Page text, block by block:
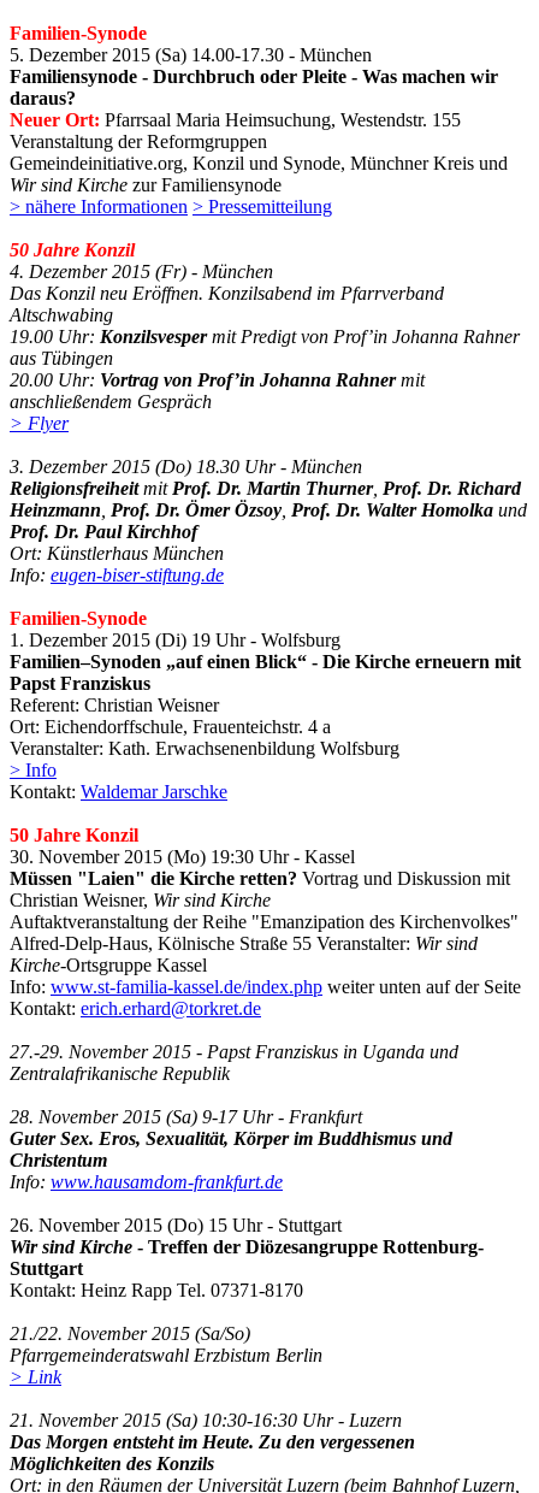
Familien-Synode
5. Dezember 2015 (Sa) 14.00-17.30 - München
Familiensynode - Durchbruch oder Pleite - Was machen wir
daraus?
Neuer Ort: Pfarrsaal Maria Heimsuchung, Westendstr. 155
Veranstaltung der Reformgruppen
Gemeindeinitiative.org, Konzil und Synode, Münchner Kreis und
Wir sind Kirche zur Familiensynode
> nähere Informationen > Pressemitteilung
50 Jahre Konzil
4. Dezember 2015 (Fr) - München
Das Konzil neu Eröffnen. Konzilsabend im Pfarrverband
Altschwabing
19.00 Uhr: Konzilsvespermit Predigt von Prof’in Johanna Rahner
aus Tübingen
20.00 Uhr: Vortrag von Prof’in Johanna Rahnermit
anschließendem Gespräch
> Flyer
3. Dezember 2015 (Do) 18.30 Uhr - München
Religionsfreiheitmit Prof. Dr. Martin Thurner, Prof. Dr. Richard
Heinzmann Prof. Dr. Ömer Özsoy Prof. Dr. Walter Homolka und
Prof. Dr. Paul Kirchhof
Ort: Künstlerhaus München
Info: eugen-biser-stiftung.de
Familien-Synode
1. Dezember 2015 (Di) 19 Uhr - Wolfsburg
Familien–Synoden „auf einen Blick“ - Die Kirche erneuern mit
Papst Franziskus
Referent: Christian Weisner
Ort: Eichendorffschule, Frauenteichstr. 4 a
Veranstalter: Kath. Erwachsenenbildung Wolfsburg
> Info
Kontakt: Waldemar Jarschke
50 Jahre Konzil
30. November 2015 (Mo) 19:30 Uhr - Kassel
Müssen "Laien" die Kirche retten? Vortrag und Diskussion mit
Christian Weisner, Wir sind Kirche
Auftaktveranstaltung der Reihe "Emanzipation des Kirchenvolkes"
Alfred-Delp-Haus, Kölnische Straße 55 Veranstalter: Wir sind
Kirche-Ortsgruppe Kassel
Info: www.st-familia-kassel.de/index.php weiter unten auf der Seite
Kontakt: erich.erhard@torkret.de
27.-29. November 2015 - Papst Franziskus in Uganda und
Zentralafrikanische Republik
28. November 2015 (Sa) 9-17 Uhr - Frankfurt
Guter Sex. Eros, Sexualität, Körper im Buddhismus und
Christentum
Info: www.hausamdom-frankfurt.de
26. November 2015 (Do) 15 Uhr - Stuttgart
Wir sind Kirche - Treffen der Diözesangruppe Rottenburg-
Stuttgart
Kontakt: Heinz Rapp Tel. 07371-8170
21./22. November 2015 (Sa/So)
Pfarrgemeinderatswahl Erzbistum Berlin
> Link
21. November 2015 (Sa) 10:30-16:30 Uhr - Luzern
Das Morgen entsteht im Heute. Zu den vergessenen
Möglichkeiten des Konzils
Ort: in den Räumen der Universität Luzern (beim Bahnhof Luzern,